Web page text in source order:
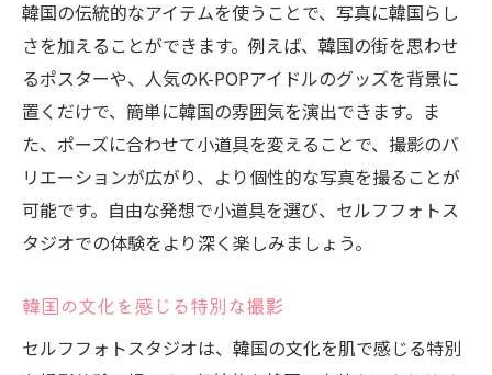
韓国の伝統的なアイテムを使うことで、写真に韓国らし
さを加えることができます。例えば、韓国の街を思わせ
るポスターや、人気のK-POPアイドルのグッズを背景に
置くだけで、簡単に韓国の雰囲気を演出できます。ま
た、ポーズに合わせて小道具を変えることで、撮影のバ
リエーションが広がり、より個性的な写真を撮ることが
可能です。自由な発想で小道具を選び、セルフフォトス
タジオでの体験をより深く楽しみましょう。
韓国の文化を感じる特別な撮影
セルフフォトスタジオは、韓国の文化を肌で感じる特別